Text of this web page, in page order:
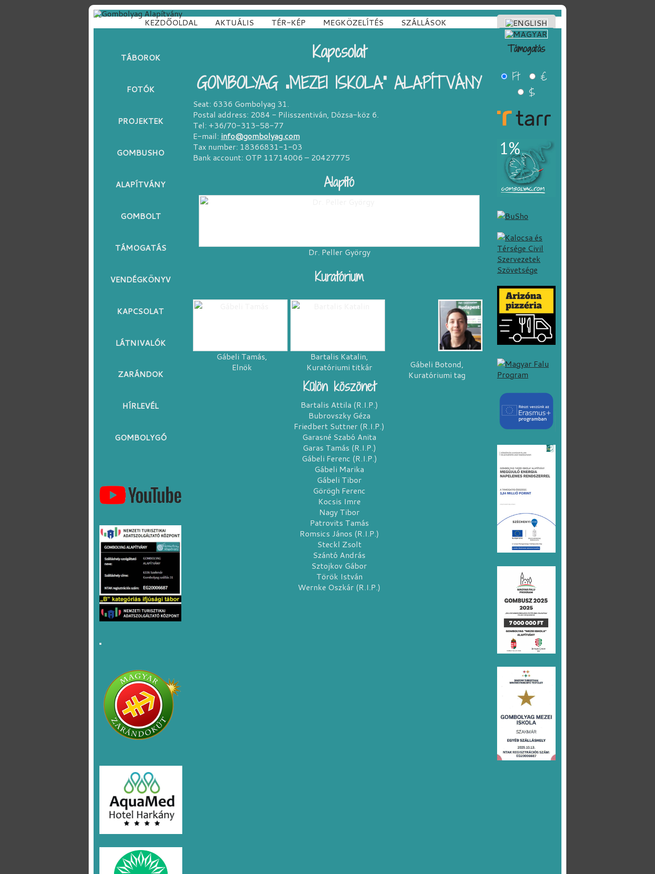
KEZDŐOLDAL AKTUÁLIS TÉR-KÉP MEGKÖZELÍTÉS SZÁLLÁSOK
Kapcsolat
GOMBOLYAG „MEZEI ISKOLA” ALAPÍTVÁNY
Seat: 6336 Gombolyag 31.
Postal address: 2084 - Pilisszentiván, Dózsa-köz 6.
Tel: +36/70-313-58-77
E-mail: info@gombolyag.com
Tax number: 18366831-1-03
Bank account: OTP 11714006 – 20427775
Alapító
Dr. Peller György
Kuratórium
Gábeli Tamás,
Elnök
Bartalis Katalin,
Kuratóriumi titkár
Gábeli Botond,
Kuratóriumi tag
Külön köszönet
Bartalis Attila (R.I.P.)
Bubrovszky Géza
Friedbert Suttner (R.I.P.)
Garasné Szabó Anita
Garas Tamás (R.I.P.)
Gábeli Ferenc (R.I.P.)
Gábeli Marika
Gábeli Tibor
Görögh Ferenc
Kocsis Imre
Nagy Tibor
Patrovits Tamás
Romsics János (R.I.P.)
Steckl Zsolt
Szántó András
Sztojkov Gábor
Török István
Wernke Oszkár (R.I.P.)
TÁBOROK
FOTÓK
PROJEKTEK
GOMBUSHO
ALAPÍTVÁNY
GOMBOLT
TÁMOGATÁS
VENDÉGKÖNYV
KAPCSOLAT
LÁTNIVALÓK
ZARÁNDOK
HÍRLEVÉL
GOMBOLYGÓ
Támogatás
Ft
€
$